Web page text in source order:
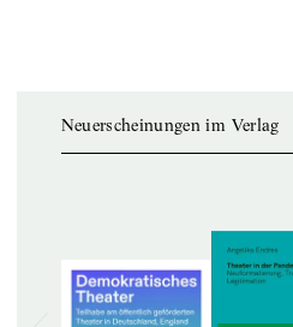
Neuerscheinungen im Verlag